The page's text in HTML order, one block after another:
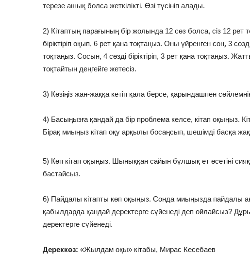
терезе ашық болса жеткілікті. Өзі түсініп алады.
2) Кітаптың парағының бір жолында 12 сөз болса, сіз 12 рет
біріктіріп оқып, 6 рет қана тоқтаңыз. Оны үйренген соң, 3 сөзді
тоқтаңыз. Сосын, 4 сөзді біріктіріп, 3 рет қана тоқтаңыз.
тоқтайтын деңгейге жетесіз.
3) Көзіңіз жан-жаққа кетіп қала берсе, қарындашпен
4) Басыңызға қандай да бір проблема келсе, кітап оқыңыз.
Бірақ миыңыз кітап оқу арқылы босаңсып, шешімді басқа
5) Көп кітап оқыңыз. Шыныққан сайын бұлшық ет өсетіні
бастайсыз.
6) Пайдалы кітапты көп оқыңыз. Сонда миыңызда пайдалы
қабылдарда қандай деректерге сүйенеді деп ойлайсыз?
деректерге сүйенеді.
Дереккөз: «Жылдам оқы» кітабы, Мирас Кесебаев